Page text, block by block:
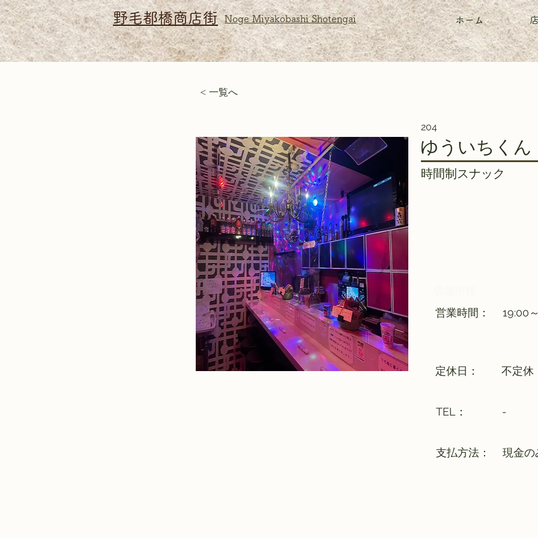
野毛都橋商店街 Noge Miyakobashi Shotengai ホーム
< 一覧へ
204
ゆういちくん
時間制スナック
​営業時間：
19:00
​定休日： 不定休
​TEL： -
支払方法： 現金の